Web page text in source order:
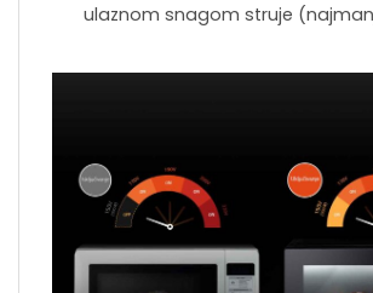
ulaznom snagom struje